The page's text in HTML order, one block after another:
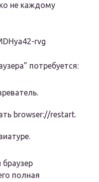
не каждому
rvg
потребуется:
browser://restart.
полная